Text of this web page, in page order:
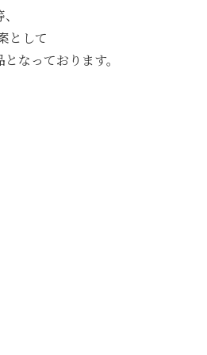
として
なっております。